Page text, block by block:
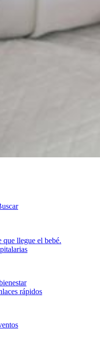
que llegue el bebé.
rápidos